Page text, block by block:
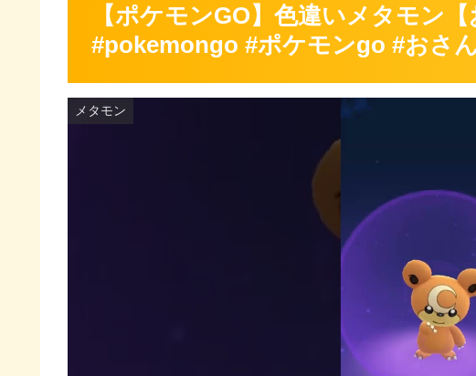
【ポケモンGO】色違いメタモン【
#pokemongo #ポケモンgo #おさ
メタモン